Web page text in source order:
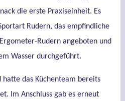
die erste Praxiseinheit. Es
Rudern, das empfindliche
Rudern angeboten und
Wasser durchgeführt.
hatte das Küchenteam bereits
Im Anschluss gab es erneut